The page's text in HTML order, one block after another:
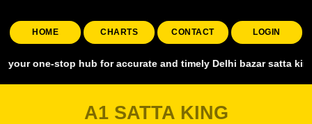
HOME CHARTS CONTACT LOGIN
stop hub for accurate and timely Delhi bazar satta king,
A1 SATTA KING